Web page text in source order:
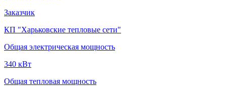
Заказчик
КП "Харьковские тепловые сети"
Общая электрическая мощность
340 кВт
Общая тепловая мощность